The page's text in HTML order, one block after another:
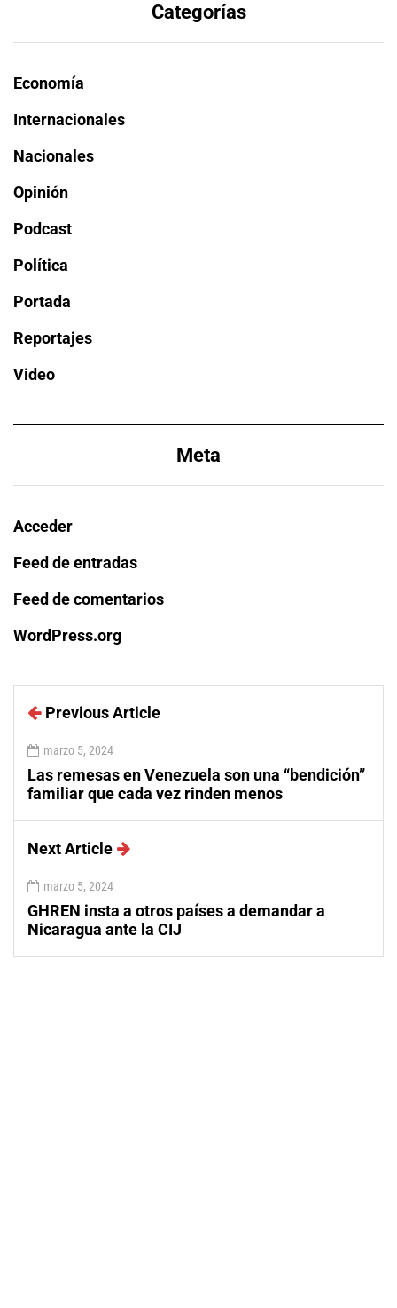
Categorías
Economía
Internacionales
Nacionales
Opinión
Podcast
Política
Portada
Reportajes
Video
Meta
Acceder
Feed de entradas
Feed de comentarios
WordPress.org
Previous Article
marzo 5, 2024
Las remesas en Venezuela son una “bendición”
familiar que cada vez rinden menos
Next Article
marzo 5, 2024
GHREN insta a otros países a demandar a
Nicaragua ante la CIJ